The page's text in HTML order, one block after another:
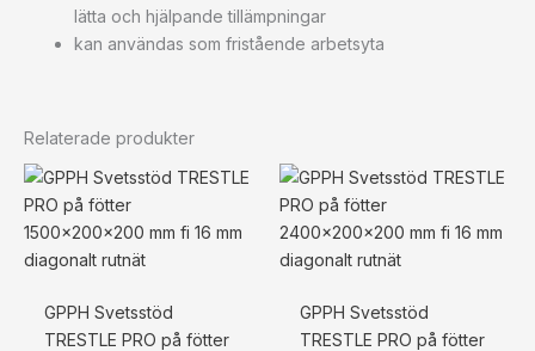
lätta och hjälpande tillämpningar
kan användas som fristående arbetsyta
Relaterade produkter
GPPH Svetsstöd
TRESTLE PRO på fötter
GPPH Svetsstöd
TRESTLE PRO på fötter